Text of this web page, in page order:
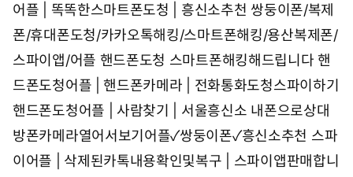
어플 | 똑똑한스마트폰도청 | 흥신소추천 쌍둥이폰/복제
폰/휴대폰도청/카카오톡해킹/스마트폰해킹/용산복제폰/
스파이앱/어플 핸드폰도청 스마트폰해킹해드립니다 핸
드폰도청어플 | 핸드폰카메라 | 전화통화도청스파이하기
핸드폰도청어플 | 사람찾기 | 서울흥신소 내폰으로상대
방폰카메라열어서보기어플✓쌍둥이폰✓흥신소추천 스파
이어플 | 삭제된카톡내용확인및복구 | 스파이앱판매합니